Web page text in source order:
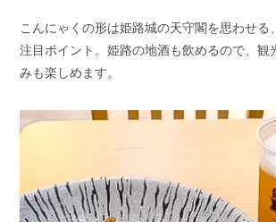
こんにゃくの形は姫路城の天守閣を思わせる
注目ポイント。姫路の地酒も飲めるので、観
みも楽しめます。